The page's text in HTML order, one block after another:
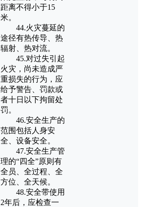
距离不得小于15
米。
44.火灾蔓延的
途径有热传导、热
辐射、热对流。
45.对过失引起
火灾，尚未造成严
重损失的行为，应
给予警告、罚款或
者十日以下拘留处
罚。
46.安全生产的
范围包括人身安
全、设备安全。
47.安全生产管
理的“四全”原则有
全员、全过程、全
方位、全天候。
48.安全带使用
2年后，应检查一